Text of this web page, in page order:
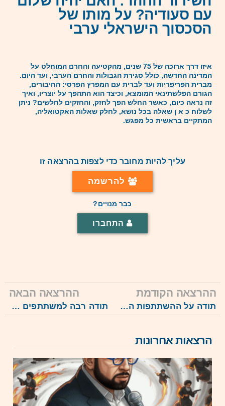
עם סעודיה? על מותו של
הסכסוך הישראלי ערבי
איזו דרך ארוכה של 75 שנים, מהקטיעה והחרם המוחלט על
המדינה החדשה, כולל סגירת הגבולות והחרם הערבי, ועד היום.
מברית הפריפריות ועד לברית עם המפרץ הפרסי: החיבורים,
הגורם הפלשתינאי המומצא, וכיצד הוא התהפך על יוצריו, ואיך
זה נראה כיום, כאשר החלש הפך לחזק, והחזקים לחלשים? ניתן
לשלוח כ א ן שאלה בכל נושא, לחלק שאלות האקטואליה,
המתקיים בראשית כל מפגש.
עליך להיות מחובר כדי לצפות בהרצאה זו
להרשמה
כבר מנויים?
התחברו
ההרצאה הקודמת
תודה על ההשתתפות הרבה בהרצאה היום, וכאן תמצאו אותה: האם הדמוגרפיה היא יהודית? פולמוס שהוכרע בהפתעה (16.4.23)
ההרצאה הבאה
תודה רבה למשתתפים הרבים. כאן תמצאו את השידור החוזר של ההרצאה: אירופה בין איום רוסי לאיום איסלאמיסטי, 15.5.23
הרצאות אחרונות